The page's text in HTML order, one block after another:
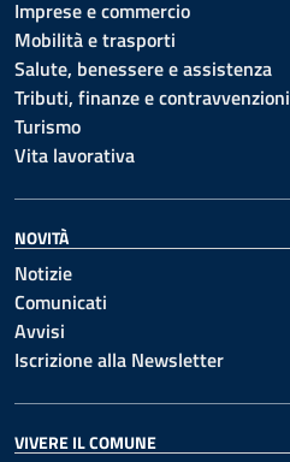
Imprese e commercio
Mobilità e trasporti
Salute, benessere e assistenza
Tributi, finanze e contravvenzioni
Turismo
Vita lavorativa
NOVITÀ
Notizie
Comunicati
Avvisi
Iscrizione alla Newsletter
VIVERE IL COMUNE